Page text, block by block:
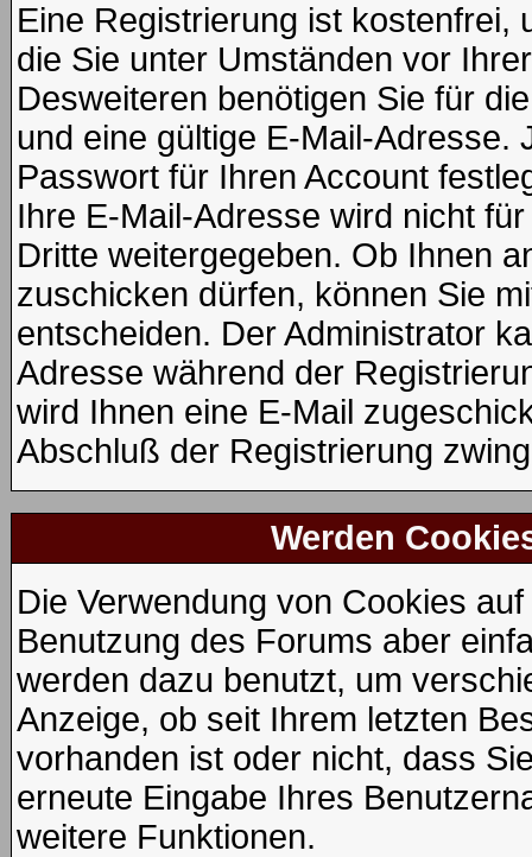
Eine Registrierung ist kostenfrei,
die Sie unter Umständen vor
Desweiteren benötigen Sie für
und eine gültige E-Mail-Adresse.
Passwort für Ihren Account
Ihre E-Mail-Adresse wird nicht
Dritte weitergegeben. Ob Ihnen
zuschicken dürfen, können Sie
entscheiden. Der Administrator
Adresse während der
wird Ihnen eine E-Mail
Abschluß der Registrierung
Werden
Die Verwendung von Cookies
Benutzung des Forums aber
werden dazu benutzt, um
Anzeige, ob seit Ihrem letzten
vorhanden ist oder nicht, dass
erneute Eingabe Ihres
weitere Funktionen.